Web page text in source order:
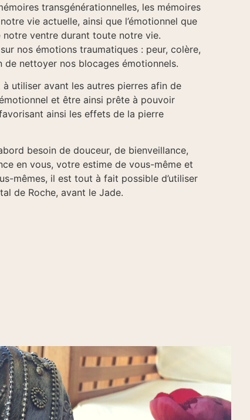
transgénérationnelles, les mémoires
vie actuelle, ainsi que l’émotionnel que
notre ventre durant toute notre vie.
nos émotions traumatiques : peur, colère,
de nettoyer nos blocages émotionnels.
à utiliser avant les autres pierres afin de
et être ainsi prête à pouvoir
ainsi les effets de la pierre
besoin de douceur, de bienveillance,
en vous, votre estime de vous-même et
mêmes, il est tout à fait possible d’utiliser
de Roche, avant le Jade.